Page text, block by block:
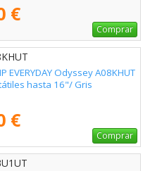
€
Comprar
EVERYDAY Odyssey A08KHUT
hasta 16"/ Gris
€
Comprar